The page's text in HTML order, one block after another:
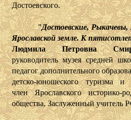
Достоевского.
"Достоевские,
Ярославской земле. К
Людмила Петровна
руководитель музея средней
педагог дополнительного
детско-юношеского туризма и
член Ярославского историко-
общества, Заслуженный учитель